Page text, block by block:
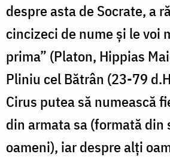
despre asta de Socrate, a
cincizeci de nume şi le voi
prima” (Platon, Hippias
Pliniu cel Bătrân (23-79
Cirus putea să numească
din armata sa (formată din
oameni), iar despre alți